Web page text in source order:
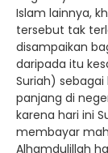
Islam lainnya,
tersebut tak
disampaikan
daripada itu
Suriah)
panjang di
karena hari ini
membayar
Alhamdulillah